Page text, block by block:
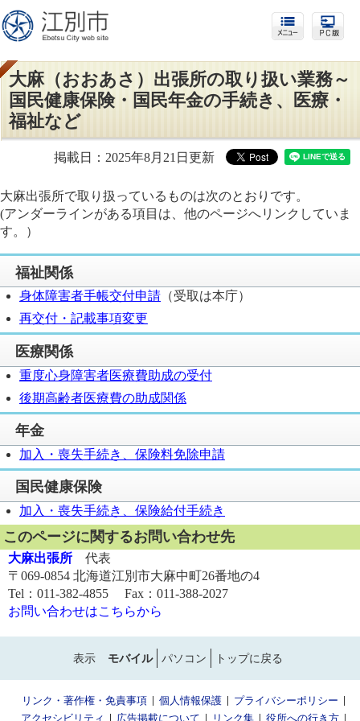
大麻（おおあさ）出張所の取り扱い業務～
国民健康保険・国民年金の手続き、医療・
福祉など
掲載日：2025年8月21日更新
大麻出張所で取り扱っているものは次のとおりです。
(アンダーラインがある項目は、他のページへリンクしていま
す。）
福祉関係
身体障害者手帳交付申請 （受取は本庁）
再交付・記載事項変更
医療関係
重度心身障害者医療費助成の受付
後期高齢者医療費の助成関係
年金
加入・喪失手続き、保険料免除申請
国民健康保険
加入・喪失手続き、保険給付手続き
このページに関するお問い合わせ先
大麻出張所 代表
〒069-0854 北海道江別市大麻中町26番地の4
Tel：011-382-4855 Fax：011-388-2027
お問い合わせはこちらから
表示 モバイル パソコン トップに戻る
リンク・著作権・免責事項 個人情報保護
プライバシーポリシー
アクセシビリティ
広告掲載について リンク集 役所への行き方